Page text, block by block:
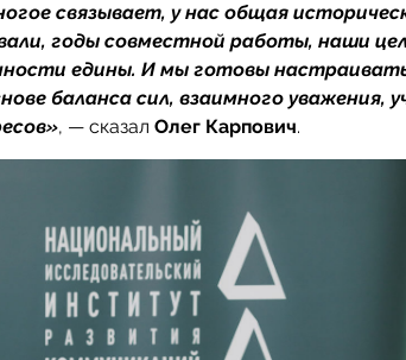
связывает, у нас общая
годы совместной работы, наши
едины. И мы готовы
баланса сил, взаимного уважения,
, — сказал Олег Карпович.